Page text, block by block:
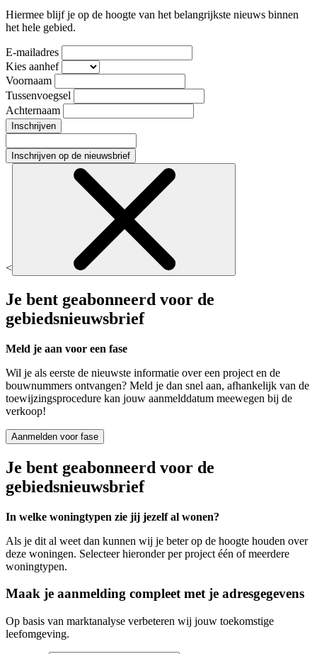
Hiermee blijf je op de hoogte van het belangrijkste nieuws binnen
het hele gebied.
E-mailadres
Kies aanhef
Voornaam
Tussenvoegsel
Achternaam
Inschrijven
Inschrijven op de nieuwsbrief
<
Je bent geabonneerd voor de
gebiedsnieuwsbrief
Meld je aan voor een fase
Wil je als eerste de nieuwste informatie over een project en de
bouwnummers ontvangen? Meld je dan snel aan, afhankelijk van de
toewijzingsprocedure kan jouw aanmelddatum meewegen bij de
verkoop!
Aanmelden voor fase
Je bent geabonneerd voor de
gebiedsnieuwsbrief
In welke woningtypen zie jij jezelf al wonen?
Als je dit al weet dan kunnen wij je beter op de hoogte houden over
deze woningen. Selecteer hieronder per project één of meerdere
woningtypen.
Maak je aanmelding compleet met je adresgegevens
Op basis van marktanalyse verbeteren wij jouw toekomstige
leefomgeving.